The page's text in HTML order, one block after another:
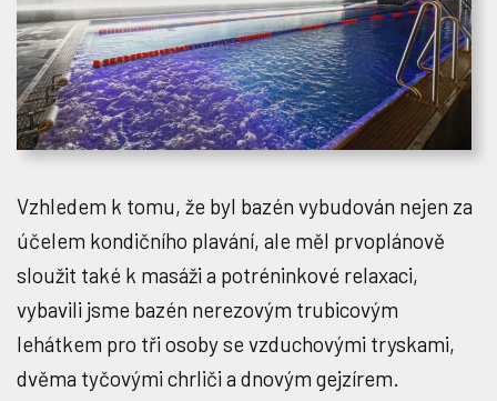
Vzhledem k tomu, že byl bazén vybudován nejen za
účelem kondičního plavání, ale měl prvoplánově
sloužit také k masáži a potréninkové relaxaci,
vybavili jsme bazén nerezovým trubicovým
lehátkem pro tři osoby se vzduchovými tryskami,
dvěma tyčovými chrliči a dnovým gejzírem.